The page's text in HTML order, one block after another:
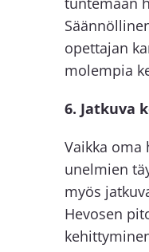
opettajan
molempia
6. Jatkuva
Vaikka oma
unelmien
myös
Hevosen